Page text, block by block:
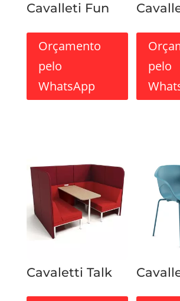
Cavalleti Fun
Orçamento
pelo
WhatsApp
pelo
Cavaletti Talk